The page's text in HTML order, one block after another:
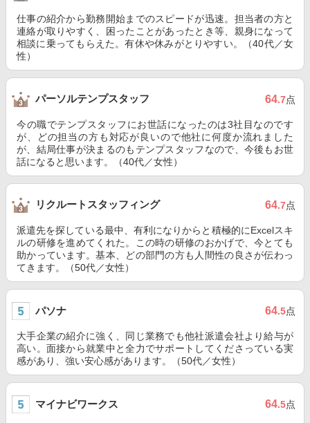
仕事の紹介から勤務開始までのスピードが迅速。担当者の方と
連絡が取りやすく、困ったことがあったとき等、親身になって
相談に乗ってもらえた。有休や休みがとりやすい。（40代／女
性）
パーソルテンプスタッフ 64.7点
今の職でテンプスタッフにお世話になったのは3社目なのです
が、どの担当の方も対応が良いので他社に何度か流れました
が、結局仕事が決まるのもテンプスタッフなので、今後もお世
話になると思います。（40代／女性）
リクルートスタッフィング 64.7点
派遣先を探している最中、有利になりからと積極的にExcelスキ
ルの研修を進めてくれた。この時の研修のおかげで、今とても
助かっています。基本、どの部門の方も人間性の良さが伝わっ
てきます。（50代／女性）
パソナ 64.5点
大手企業の紹介に強く、同じ業務でも他社派遣会社より給与が
高い。面接から就業中と全力でサポートしてくださっている実
感があり、強い安心感があります。（50代／女性）
マイナビワークス 64.5点